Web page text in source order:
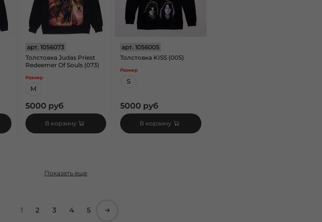
арт. 1056073
Толстовка Judas Priest
Redeemer Of Souls (073)
Размер
M
5000 руб
В корзину
арт.1056005
Толстовка KISS (005)
Размер
S
5000 руб
В корзину
Показать еще
1 2 3 4 5